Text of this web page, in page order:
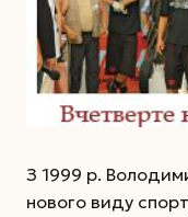
З 1999 р.
нового виду